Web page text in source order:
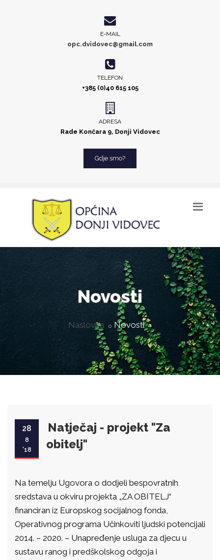
E-MAIL
opc.dvidovec@gmail.com
TELEFON
+385 (0)40 615 105
ADRESA
Rade Končara 9, Donji Vidovec
Gdje smo?
Novosti
Naslovna Novosti
28
8
'18
Natječaj - projekt "Za
obitelj"
Na temelju Ugovora o dodjeli bespovratnih
sredstava u okviru projekta „ZA OBITELJ“
financiran iz Europskog socijalnog fonda,
Operativnog programa Učinkoviti ljudski potencijali
2014. – 2020. – Unapređenje usluga za djecu u
sustavu ranog i predškolskog odgoja i